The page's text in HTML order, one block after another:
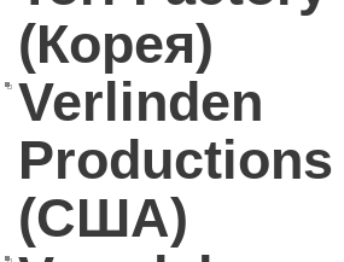
(Корея)
Verlinden
Productions
(США)